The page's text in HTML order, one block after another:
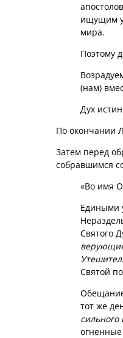
ищущим
мира.
Поэтому
(нам)
Дух
По окончании
Затем перед
собравшимся
«Во имя
Едиными
Святого
Святой
тот же